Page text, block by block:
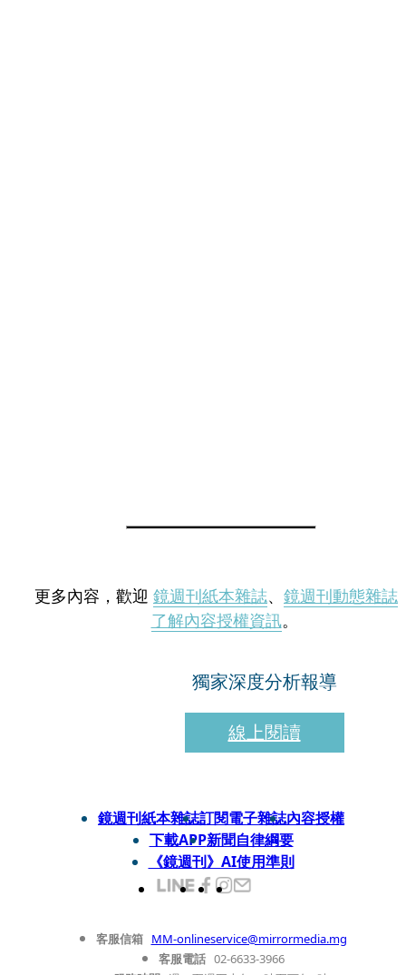
更多內容，歡迎 鏡週刊紙本雜誌、 鏡週刊動態雜誌
了解內容授權資訊。
獨家深度分析報導
線上閱讀
鏡週刊紙本雜誌訂閱電子雜誌內容授權
下載APP新聞自律綱要
《鏡週刊》AI使用準則
客服信箱 MM-onlineservice@mirrormedia.mg
客服電話 02-6633-3966